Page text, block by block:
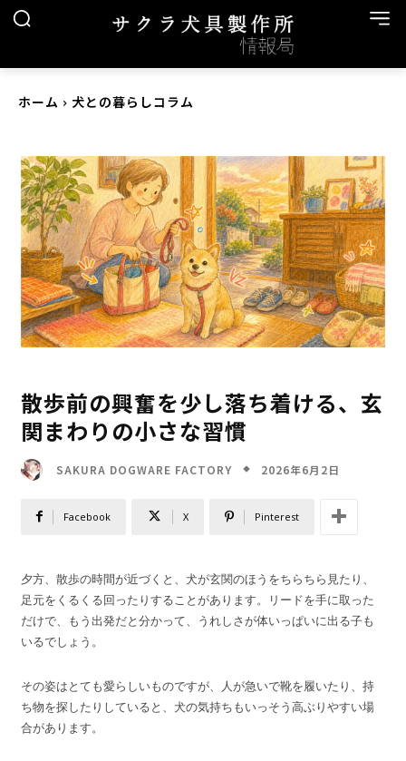
ホーム 犬との暮らしコラム
散歩前の興奮を少し落ち着ける、玄
関まわりの小さな習慣
SAKURA DOGWARE FACTORY 2026年6月2日
Facebook X Pinterest
夕方、散歩の時間が近づくと、犬が玄関のほうをちらちら見たり、
足元をくるくる回ったりすることがあります。リードを手に取った
だけで、もう出発だと分かって、うれしさが体いっぱいに出る子も
いるでしょう。
その姿はとても愛らしいものですが、人が急いで靴を履いたり、持
ち物を探したりしていると、犬の気持ちもいっそう高ぶりやすい場
合があります。